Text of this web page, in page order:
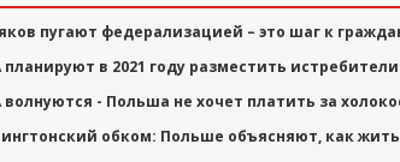
пугают федерализацией – это шаг к
в 2021 году разместить
- Польша не хочет платить за
обком: Польше объясняют, как жить